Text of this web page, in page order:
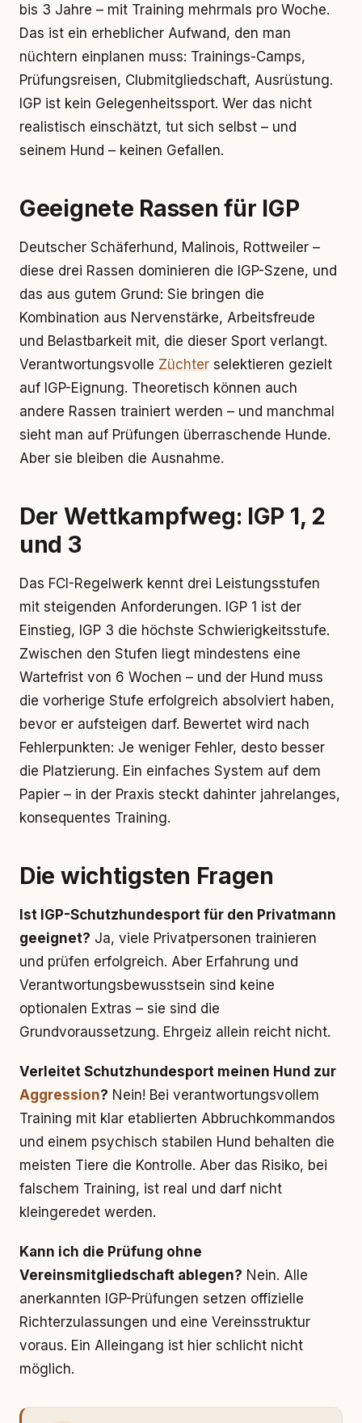
bis 3 Jahre – mit Training mehrmals pro Woche.
Das ist ein erheblicher Aufwand, den man
nüchtern einplanen muss: Trainings-Camps,
Prüfungsreisen, Clubmitgliedschaft, Ausrüstung.
IGP ist kein Gelegenheitssport. Wer das nicht
realistisch einschätzt, tut sich selbst – und
seinem Hund – keinen Gefallen.
Geeignete Rassen für IGP
Deutscher Schäferhund, Malinois, Rottweiler –
diese drei Rassen dominieren die IGP-Szene, und
das aus gutem Grund: Sie bringen die
Kombination aus Nervenstärke, Arbeitsfreude
und Belastbarkeit mit, die dieser Sport verlangt.
Verantwortungsvolle Züchter selektieren gezielt
auf IGP-Eignung. Theoretisch können auch
andere Rassen trainiert werden – und manchmal
sieht man auf Prüfungen überraschende Hunde.
Aber sie bleiben die Ausnahme.
Der Wettkampfweg: IGP 1, 2
und 3
Das FCI-Regelwerk kennt drei Leistungsstufen
mit steigenden Anforderungen. IGP 1 ist der
Einstieg, IGP 3 die höchste Schwierigkeitsstufe.
Zwischen den Stufen liegt mindestens eine
Wartefrist von 6 Wochen – und der Hund muss
die vorherige Stufe erfolgreich absolviert haben,
bevor er aufsteigen darf. Bewertet wird nach
Fehlerpunkten: Je weniger Fehler, desto besser
die Platzierung. Ein einfaches System auf dem
Papier – in der Praxis steckt dahinter jahrelanges,
konsequentes Training.
Die wichtigsten Fragen
Ist IGP-Schutzhundesport für den Privatmann
geeignet? Ja, viele Privatpersonen trainieren
und prüfen erfolgreich. Aber Erfahrung und
Verantwortungsbewusstsein sind keine
optionalen Extras – sie sind die
Grundvoraussetzung. Ehrgeiz allein reicht nicht.
Verleitet Schutzhundesport meinen Hund zur
Aggression? Nein! Bei verantwortungsvollem
Training mit klar etablierten Abbruchkommandos
und einem psychisch stabilen Hund behalten die
meisten Tiere die Kontrolle. Aber das Risiko, bei
falschem Training, ist real und darf nicht
kleingeredet werden.
Kann ich die Prüfung ohne
Vereinsmitgliedschaft ablegen? Nein. Alle
anerkannten IGP-Prüfungen setzen offizielle
Richterzulassungen und eine Vereinsstruktur
voraus. Ein Alleingang ist hier schlicht nicht
möglich.